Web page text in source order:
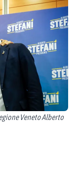
Veneto Alberto